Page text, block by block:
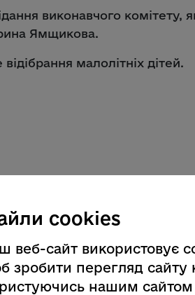
виконавчого комітету,
Ямщикова.
малолітніх дітей.
cookies
веб-сайт використовує
зробити перегляд
нашим сайтом